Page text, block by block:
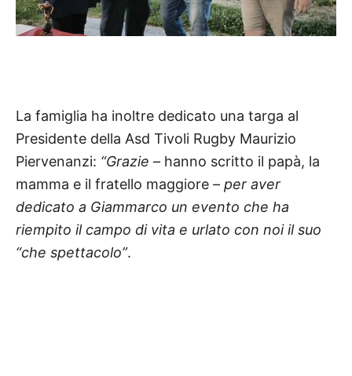
La famiglia ha inoltre dedicato una targa al
Presidente della Asd Tivoli Rugby Maurizio
Piervenanzi: “Grazie – hanno scritto il papà, la
mamma e il fratello maggiore – per aver
dedicato a Giammarco un evento che ha
riempito il campo di vita e urlato con noi il suo
“che spettacolo”.